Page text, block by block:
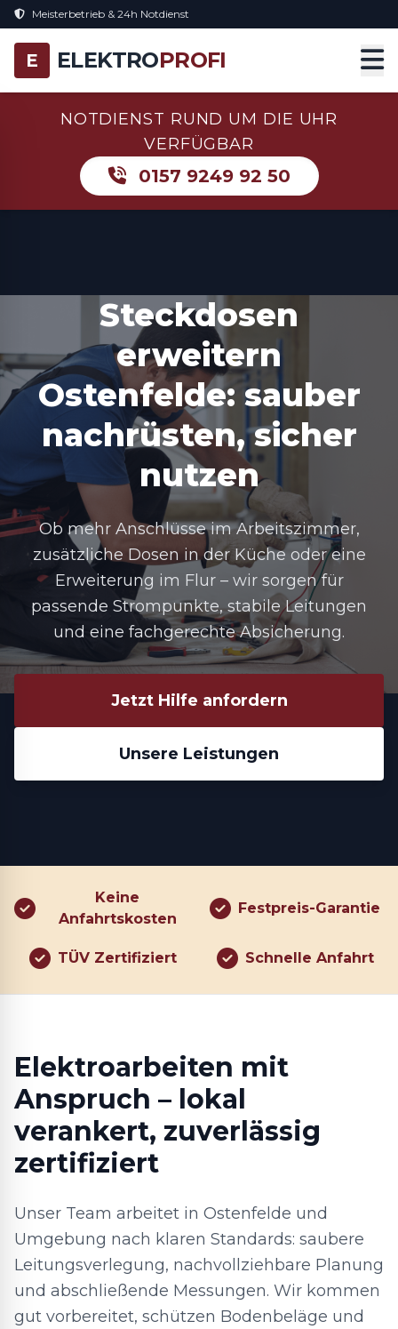
Meisterbetrieb & 24h Notdienst
E ELEKTROPROFI
NOTDIENST RUND UM DIE UHR
VERFÜGBAR
0157 9249 92 50
Steckdosen
erweitern
Ostenfelde: sauber
nachrüsten, sicher
nutzen
Ob mehr Anschlüsse im Arbeitszimmer,
zusätzliche Dosen in der Küche oder eine
Erweiterung im Flur – wir sorgen für
passende Strompunkte, stabile Leitungen
und eine fachgerechte Absicherung.
Jetzt Hilfe anfordern
Unsere Leistungen
Keine
Anfahrtskosten
Festpreis-Garantie
TÜV Zertifiziert Schnelle Anfahrt
Elektroarbeiten mit
Anspruch – lokal
verankert, zuverlässig
zertifiziert
Unser Team arbeitet in Ostenfelde und
Umgebung nach klaren Standards: saubere
Leitungsverlegung, nachvollziehbare Planung
und abschließende Messungen. Wir kommen
gut vorbereitet, schützen Bodenbeläge und